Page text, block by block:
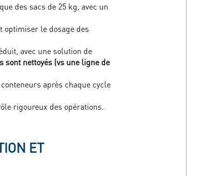
des sacs de 25 kg, avec un
optimiser le dosage des
avec une solution de
nettoyés (vs une ligne de
après chaque cycle
rigoureux des opérations.
ET